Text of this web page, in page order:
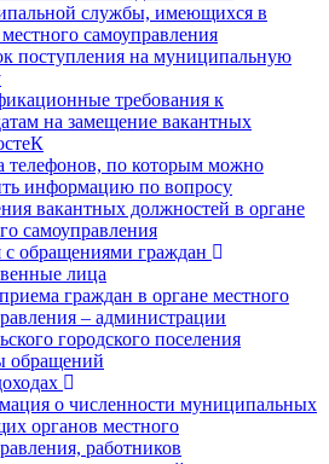
службы, имеющихся в
самоуправления
поступления на муниципальную
требования к
на замещение вакантных
телефонов, по которым можно
информацию по вопросу
вакантных должностей в органе
самоуправления
обращениями граждан
лица
граждан в органе местного
– администрации
городского поселения
обращений
о численности муниципальных
органов местного
работников